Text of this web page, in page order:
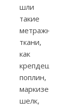
шли
такие
метражные
ткани,
как
крепдешин,
поплин,
маркизет,
шелк,